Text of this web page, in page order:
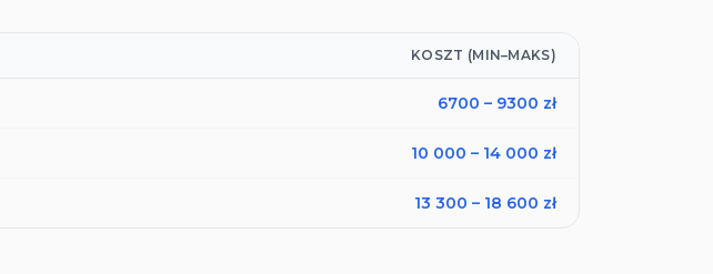
KOSZT (MIN–MAKS)
6700 – 9300 zł
10 000 – 14 000 zł
13 300 – 18 600 zł